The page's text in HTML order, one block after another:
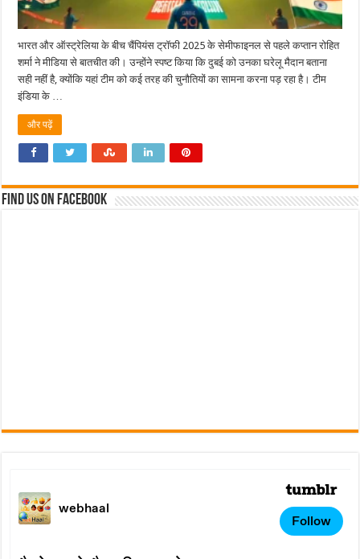
भारत और ऑस्ट्रेलिया के बीच चैंपियंस ट्रॉफी 2025 के सेमीफाइनल से पहले कप्तान रोहित
शर्मा ने मीडिया से बातचीत की। उन्होंने स्पष्ट किया कि दुबई को उनका घरेलू मैदान बताना
सही नहीं है, क्योंकि यहां टीम को कई तरह की चुनौतियों का सामना करना पड़ रहा है। टीम
इंडिया के …
और पढ़ें
Find us on Facebook